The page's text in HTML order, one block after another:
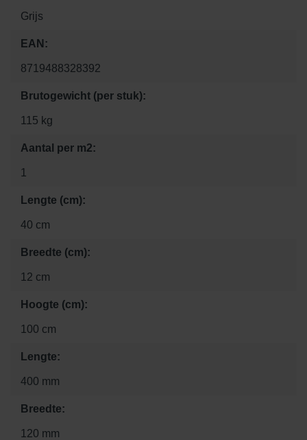
Grijs
EAN:
8719488328392
Brutogewicht (per stuk):
115 kg
Aantal per m2:
1
Lengte (cm):
40 cm
Breedte (cm):
12 cm
Hoogte (cm):
100 cm
Lengte:
400 mm
Breedte:
120 mm